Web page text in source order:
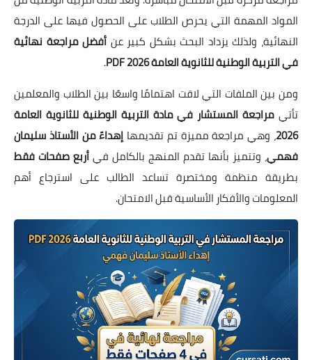
المواد المهمة التي يحرص الطلاب على الحصول فيها على الدرجة
النهائية، ولذلك يزداد البحث بشكل كبير عن أفضل مراجعة نهائية
في التربية الوطنية للثانوية العامة 2026 PDF
.
ومن بين الملفات التي لاقت اهتمامًا واسعًا بين الطلاب والمعلمين
تأتي مراجعة المستشار في مادة التربية الوطنية للثانوية العامة
2026، وهي مراجعة مميزة تم تقديمها إهداءً من الأستاذ سليمان
فهمي، وتتميز بأنها تقدم المنهج بالكامل فيأربع صفحات فقط
بطريقة منظمة ومختصرة تساعد الطالب على استرجاع أهم
المعلومات والأفكار الأساسية قبل الامتحان.